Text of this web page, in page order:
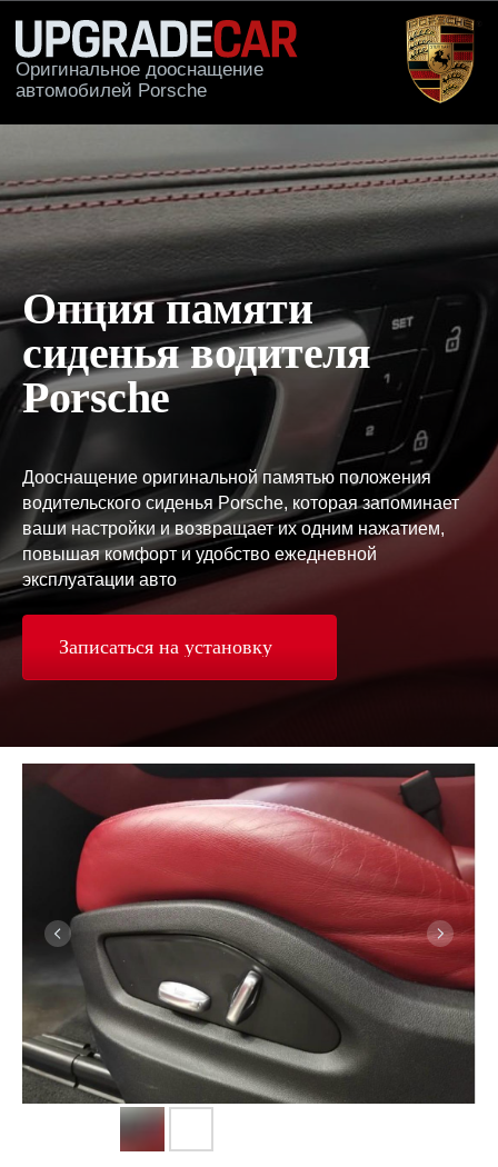
Оригинальное дооснащение
автомобилей Porsche
ПРИМЕРЫ
Опция памяти
сиденья водителя
Porsche
Дооснащение оригинальной памятью положения
водительского сиденья Porsche, которая запоминает
ваши настройки и возвращает их одним нажатием,
повышая комфорт и удобство ежедневной
эксплуатации авто
Записаться на установку